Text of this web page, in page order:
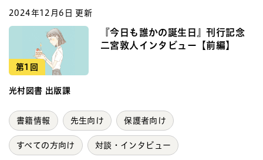
2024年12月6日 更新
第1回
『今日も誰かの誕生日』刊行記念
二宮敦人インタビュー【前編】
光村図書 出版課
書籍情報 先生向け 保護者向け
すべての方向け 対談・インタビュー